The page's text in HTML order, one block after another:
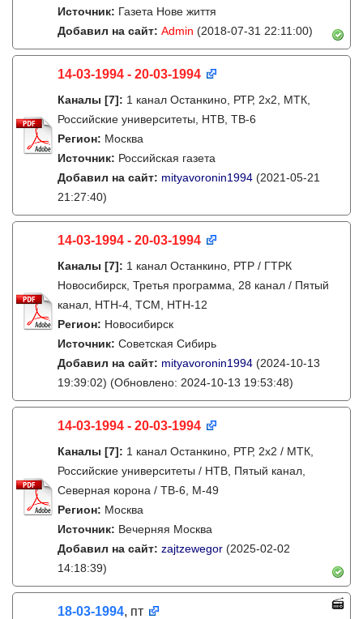
Источник: Газета Нове життя
Добавил на сайт: Admin (2018-07-31 22:11:00)
14-03-1994 - 20-03-1994
Каналы [7]: 1 канал Останкино, РТР, 2х2, МТК,
Российские университеты, НТВ, ТВ-6
Регион: Москва
Источник: Российская газета
Добавил на сайт: mityavoronin1994 (2021-05-21
21:27:40)
14-03-1994 - 20-03-1994
Каналы [7]: 1 канал Останкино, РТР / ГТРК
Новосибирск, Третья программа, 28 канал / Пятый
канал, НТН-4, ТСМ, НТН-12
Регион: Новосибирск
Источник: Советская Сибирь
Добавил на сайт: mityavoronin1994 (2024-10-13
19:39:02) (Обновлено: 2024-10-13 19:53:48)
14-03-1994 - 20-03-1994
Каналы [7]: 1 канал Останкино, РТР, 2х2 / МТК,
Российские университеты / НТВ, Пятый канал,
Северная корона / ТВ-6, М-49
Регион: Москва
Источник: Вечерняя Москва
Добавил на сайт: zajtzewegor (2025-02-02
14:18:39)
18-03-1994, пт